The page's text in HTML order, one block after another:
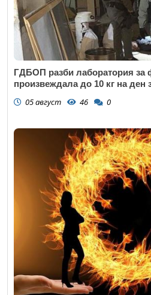
ГДБОП разби лаборатория
произвеждала до 10 кг на ден
05 август 46 0